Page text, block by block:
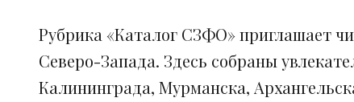
Рубрика «Каталог СЗФО» приглашает
Северо-Запада. Здесь собраны
Калининграда, Мурманска,